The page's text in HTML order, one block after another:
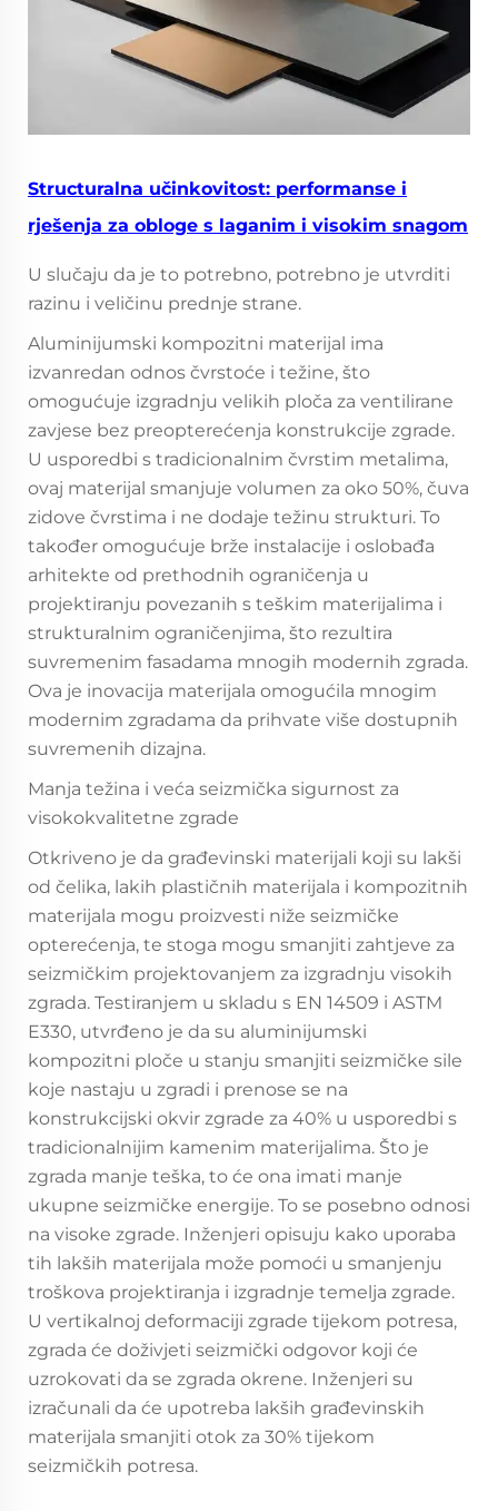
Structuralna učinkovitost: performanse i
rješenja za obloge s laganim i visokim snagom
U slučaju da je to potrebno, potrebno je utvrditi
razinu i veličinu prednje strane.
Aluminijumski kompozitni materijal ima
izvanredan odnos čvrstoće i težine, što
omogućuje izgradnju velikih ploča za ventilirane
zavjese bez preopterećenja konstrukcije zgrade.
U usporedbi s tradicionalnim čvrstim metalima,
ovaj materijal smanjuje volumen za oko 50%, čuva
zidove čvrstima i ne dodaje težinu strukturi. To
također omogućuje brže instalacije i oslobađa
arhitekte od prethodnih ograničenja u
projektiranju povezanih s teškim materijalima i
strukturalnim ograničenjima, što rezultira
suvremenim fasadama mnogih modernih zgrada.
Ova je inovacija materijala omogućila mnogim
modernim zgradama da prihvate više dostupnih
suvremenih dizajna.
Manja težina i veća seizmička sigurnost za
visokokvalitetne zgrade
Otkriveno je da građevinski materijali koji su lakši
od čelika, lakih plastičnih materijala i kompozitnih
materijala mogu proizvesti niže seizmičke
opterećenja, te stoga mogu smanjiti zahtjeve za
seizmičkim projektovanjem za izgradnju visokih
zgrada. Testiranjem u skladu s EN 14509 i ASTM
E330, utvrđeno je da su aluminijumski
kompozitni ploče u stanju smanjiti seizmičke sile
koje nastaju u zgradi i prenose se na
konstrukcijski okvir zgrade za 40% u usporedbi s
tradicionalnijim kamenim materijalima. Što je
zgrada manje teška, to će ona imati manje
ukupne seizmičke energije. To se posebno odnosi
na visoke zgrade. Inženjeri opisuju kako uporaba
tih lakših materijala može pomoći u smanjenju
troškova projektiranja i izgradnje temelja zgrade.
U vertikalnoj deformaciji zgrade tijekom potresa,
zgrada će doživjeti seizmički odgovor koji će
uzrokovati da se zgrada okrene. Inženjeri su
izračunali da će upotreba lakših građevinskih
materijala smanjiti otok za 30% tijekom
seizmičkih potresa.